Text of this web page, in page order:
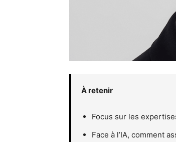
À retenir
Focus sur les
Face à l’IA, comment